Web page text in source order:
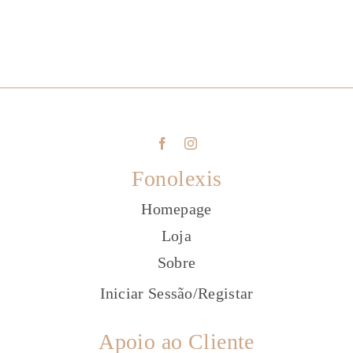
Fonolexis
Homepage
Loja
Sobre
Iniciar Sessão/Registar
Apoio ao Cliente